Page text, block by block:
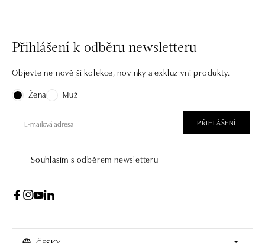
Přihlášení k odběru newsletteru
Objevte nejnovější kolekce, novinky a exkluzivní produkty.
Žena
Muž
PŘIHLÁŠENÍ
Souhlasím s odběrem newsletteru